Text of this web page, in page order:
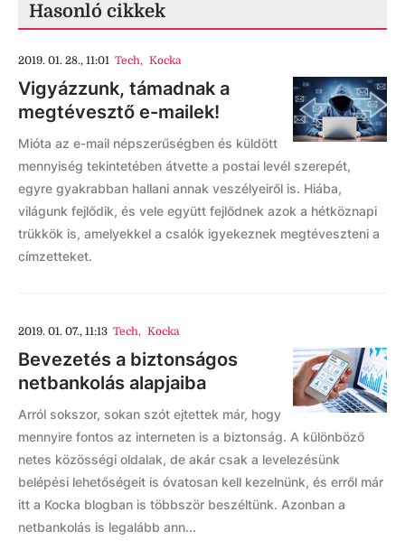
Hasonló cikkek
2019. 01. 28., 11:01 Tech, Kocka
Vigyázzunk, támadnak a
megtévesztő e-mailek!
Mióta az e-mail népszerűségben és küldött
mennyiség tekintetében átvette a postai levél szerepét,
egyre gyakrabban hallani annak veszélyeiről is. Hiába,
világunk fejlődik, és vele együtt fejlődnek azok a hétköznapi
trükkök is, amelyekkel a csalók igyekeznek megtéveszteni a
címzetteket.
2019. 01. 07., 11:13 Tech, Kocka
Bevezetés a biztonságos
netbankolás alapjaiba
Arról sokszor, sokan szót ejtettek már, hogy
mennyire fontos az interneten is a biztonság. A különböző
netes közösségi oldalak, de akár csak a levelezésünk
belépési lehetőségeit is óvatosan kell kezelnünk, és erről már
itt a Kocka blogban is többször beszéltünk. Azonban a
netbankolás is legalább ann...